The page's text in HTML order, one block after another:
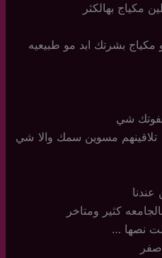
مكياج بهالكثر
بشرتك ابد مو طبيعيه
شي
تلاقينهم مسوين سمك والا شي
كثير ومتاخر
نصها …